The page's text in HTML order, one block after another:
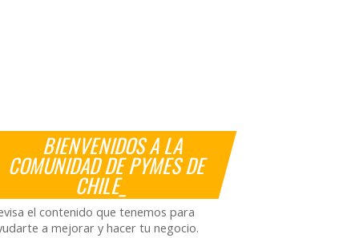
BIENVENIDOS A LA
COMUNIDAD DE PYMES DE
CHILE_
el contenido que tenemos para
a mejorar y hacer tu negocio.